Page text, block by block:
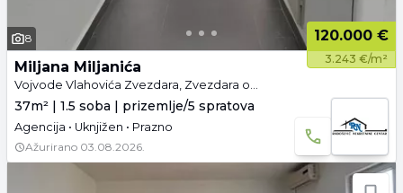
8 120.000 €
3.243 €/m²
Miljana Miljanića
Vojvode Vlahovića Zvezdara, Zvezdara opština, Beograd
37m² | 1.5 soba | prizemlje/5 spratova
Agencija • Uknjižen • Prazno
Ažurirano 03.08.2026.